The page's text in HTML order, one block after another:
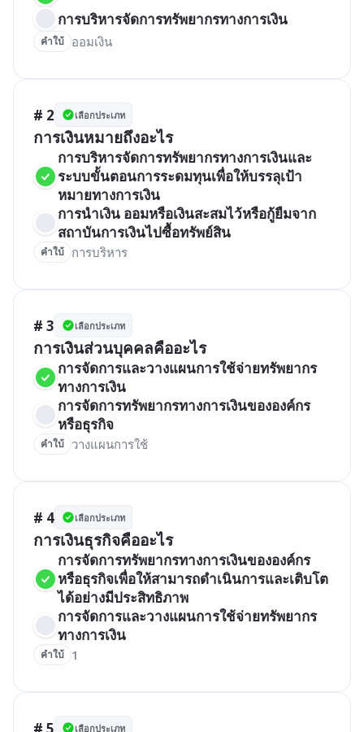
การบริหารจัดการทรัพยากรทางการเงิน
คำใบ้ ออมเงิน
# 2 เลือกประเภท
การเงินหมายถึงอะไร
การบริหารจัดการทรัพยากรทางการเงินและ
ระบบขั้นตอนการระดมทุนเพื่อให้บรรลุเป้า
หมายทางการเงิน
การนำเงิน ออมหรือเงินสะสมไว้หรือกู้ยืมจาก
สถาบันการเงินไปซื้อทรัพย์สิน
คำใบ้ การบริหาร
# 3 เลือกประเภท
การเงินส่วนบุคคลคืออะไร
การจัดการและวางแผนการใช้จ่ายทรัพยากร
ทางการเงิน
การจัดการทรัพยากรทางการเงินขององค์กร
หรือธุรกิจ
คำใบ้ วางแผนการใช้
# 4 เลือกประเภท
การเงินธุรกิจคืออะไร
การจัดการทรัพยากรทางการเงินขององค์กร
หรือธุรกิจเพื่อให้สามารถดำเนินการและเติบโต
ได้อย่างมีประสิทธิภาพ
การจัดการและวางแผนการใช้จ่ายทรัพยากร
ทางการเงิน
คำใบ้ 1
# 5 เลือกประเภท